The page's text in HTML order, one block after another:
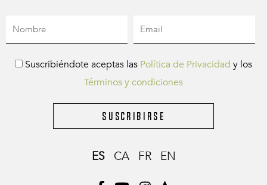
Suscribiéndote aceptas las Política de Privacidad y los
Términos y condiciones
Suscribirse
ES CA FR EN